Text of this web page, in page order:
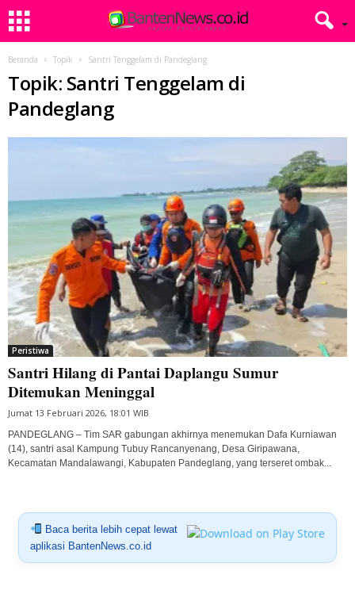
Beranda Topik Santri Tenggelam di Pandeglang
Topik: Santri Tenggelam di
Pandeglang
Peristiwa
Santri Hilang di Pantai Daplangu Sumur
Ditemukan Meninggal
Jumat 13 Februari 2026, 18:01 WIB
PANDEGLANG – Tim SAR gabungan akhirnya menemukan Dafa Kurniawan
(14), santri asal Kampung Tubuy Rancanyenang, Desa Giripawana,
Kecamatan Mandalawangi, Kabupaten Pandeglang, yang terseret ombak...
Baca berita lebih cepat lewat
aplikasi BantenNews.co.id